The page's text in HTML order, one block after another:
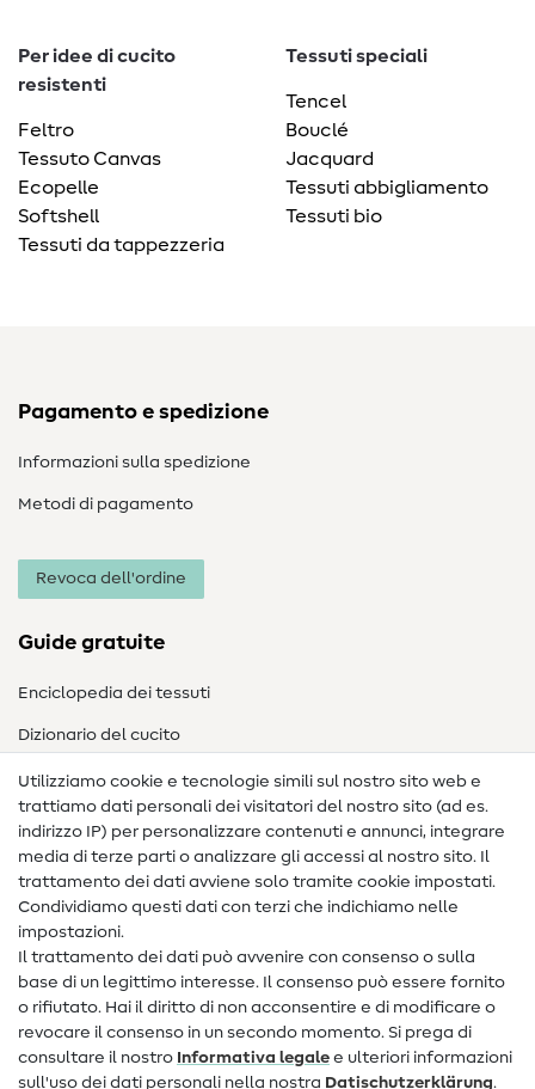
Per idee di cucito
resistenti
Feltro
Tessuto Canvas
Ecopelle
Softshell
Tessuti da tappezzeria
Tessuti speciali
Tencel
Bouclé
Jacquard
Tessuti abbigliamento
Tessuti bio
Pagamento e spedizione
Informazioni sulla spedizione
Metodi di pagamento
Revoca dell'ordine
Guide gratuite
Enciclopedia dei tessuti
Dizionario del cucito
Nähanleitungen
Assistenza e contatto
Contatto
Informazioni sul nuovo proprietario
FAQ
Diritto di recesso
Popolare
Utilizziamo cookie e tecnologie simili sul nostro sito web e
trattiamo dati personali dei visitatori del nostro sito (ad es.
indirizzo IP) per personalizzare contenuti e annunci, integrare
media di terze parti o analizzare gli accessi al nostro sito. Il
trattamento dei dati avviene solo tramite cookie impostati.
Condividiamo questi dati con terzi che indichiamo nelle
impostazioni.
Il trattamento dei dati può avvenire con consenso o sulla
base di un legittimo interesse. Il consenso può essere fornito
o rifiutato. Hai il diritto di non acconsentire e di modificare o
revocare il consenso in un secondo momento. Si prega di
consultare il nostro Informativa legale e ulteriori informazioni
sull'uso dei dati personali nella nostra Dati­schutz­erklärung.